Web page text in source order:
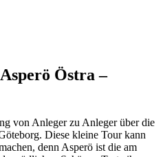
Östra –
von Anleger zu Anleger über die
Diese kleine Tour kann
denn Asperö ist die am